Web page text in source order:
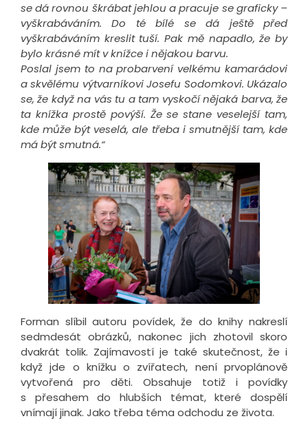
se dá rovnou škrábat jehlou a pracuje se graficky –
vyškrabáváním. Do té bílé se dá ještě před
vyškrabáváním kreslit tuší. Pak mě napadlo, že by
bylo krásné mít v knížce i nějakou barvu.
Poslal jsem to na probarvení velkému kamarádovi
a skvělému výtvarníkovi Josefu Sodomkovi. Ukázalo
se, že když na vás tu a tam vyskočí nějaká barva, že
ta knížka prostě povýší. Že se stane veselejší tam,
kde může být veselá, ale třeba i smutnější tam, kde
má být smutná.“
Forman slíbil autoru povídek, že do knihy nakreslí
sedmdesát obrázků, nakonec jich zhotovil skoro
dvakrát tolik. Zajímavostí je také skutečnost, že i
když jde o knížku o zvířatech, není prvoplánově
vytvořená pro děti. Obsahuje totiž i povídky
s přesahem do hlubších témat, které dospělí
vnímají jinak. Jako třeba téma odchodu ze života.